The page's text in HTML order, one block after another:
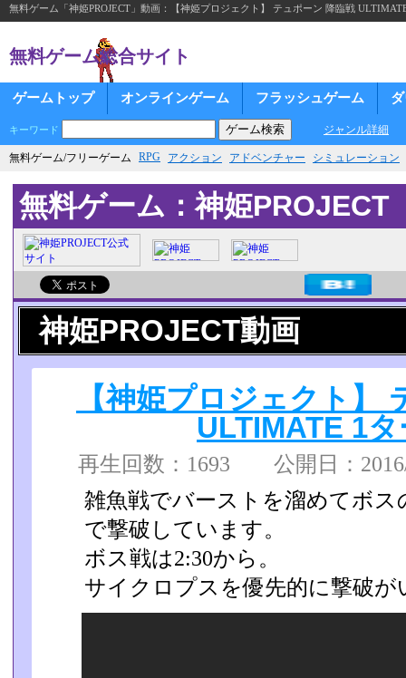
無料ゲーム「神姫PROJECT」動画：【神姫プロジェクト】 テュポーン 降臨戦
無料ゲーム総合サイト
ゲームトップ オンラインゲーム フラッシュゲーム
キーワード ジャンル詳細
無料ゲーム/フリーゲーム RPG アクション アドベンチャー シミュレーション
無料ゲーム：神姫PROJECT
神姫PROJECT動画
【神姫プロジェクト】
ULTIMATE 1
再生回数：1693 公開日：
雑魚戦でバーストを溜めてボ
で撃破しています。
ボス戦は2:30から。
サイクロプスを優先的に撃破が